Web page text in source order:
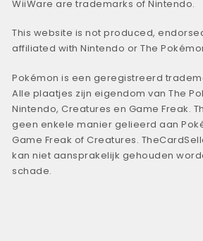
WiiWare are trademarks of Nintendo.
This website is not produced,
affiliated with Nintendo or The
Pokémon is een geregistreerd
Alle plaatjes zijn eigendom van The
Nintendo, Creatures en Game Freak.
geen enkele manier gelieerd aan
Game Freak of Creatures.
kan niet aansprakelijk gehouden
schade.